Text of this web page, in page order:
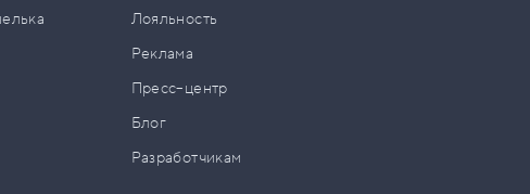
Лояльность
Реклама
Пресс–центр
Блог
Разработчикам